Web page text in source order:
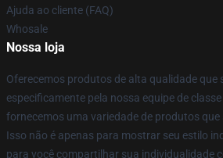
Ajuda ao cliente (FAQ)
Whosale
Nossa loja
Oferecemos produtos de alta qualidade que
especificamente pela nossa equipe de
fornecemos uma variedade de produtos que
Isso não é apenas para mostrar seu estilo
para você compartilhar sua individualidade